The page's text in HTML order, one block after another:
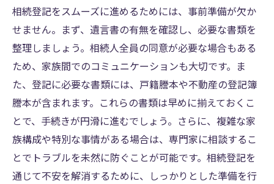
相続登記をスムーズに進めるためには、事前準備が欠か
せません。まず、遺言書の有無を確認し、必要な書類を
整理しましょう。相続人全員の同意が必要な場合もある
ため、家族間でのコミュニケーションも大切です。ま
た、登記に必要な書類には、戸籍謄本や不動産の登記簿
謄本が含まれます。これらの書類は早めに揃えておくこ
とで、手続きが円滑に進むでしょう。さらに、複雑な家
族構成や特別な事情がある場合は、専門家に相談するこ
とでトラブルを未然に防ぐことが可能です。相続登記を
通じて不安を解消するために、しっかりとした準備を行